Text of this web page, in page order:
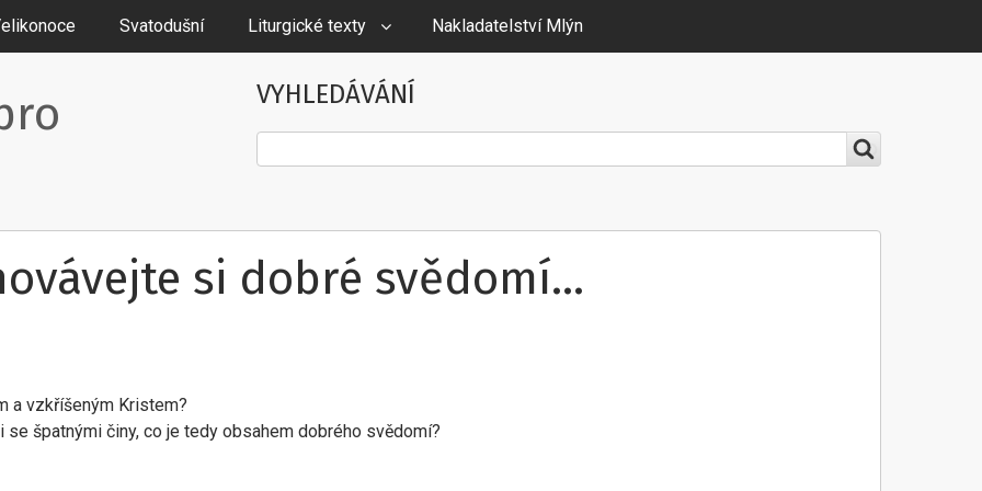
Svatodušní Liturgické texty Nakladatelství Mlýn
VYHLEDÁVÁNÍ
si dobré svědomí...
a vzkříšeným Kristem?
špatnými činy, co je tedy obsahem dobrého svědomí?